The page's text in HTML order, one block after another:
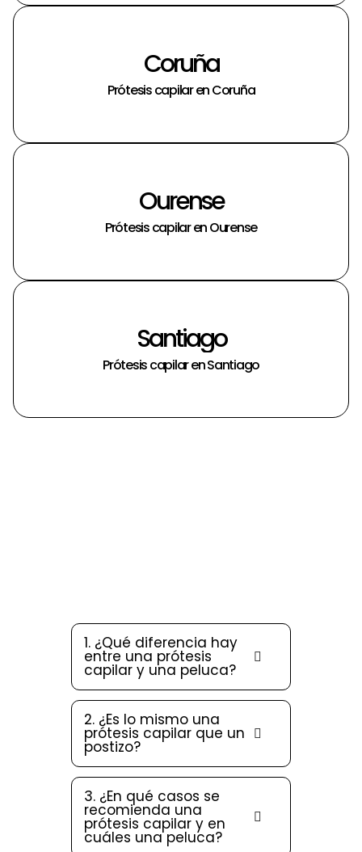
Coruña
Prótesis capilar en Coruña
Ourense
Prótesis capilar en Ourense
Santiago
Prótesis capilar en Santiago
1. ¿Qué diferencia hay
entre una prótesis
capilar y una peluca?
2. ¿Es lo mismo una
prótesis capilar que un
postizo?
3. ¿En qué casos se
recomienda una
prótesis capilar y en
cuáles una peluca?